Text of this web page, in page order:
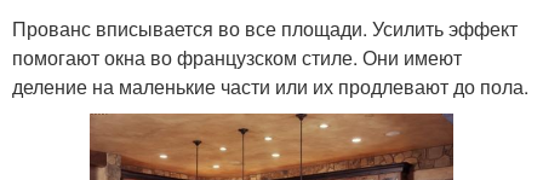
Прованс вписывается во все площади. Усилить эффект
помогают окна во французском стиле. Они имеют
деление на маленькие части или их продлевают до пола.